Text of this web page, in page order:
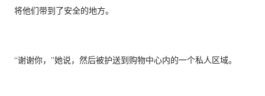
将他们带到了安全的地方。
“谢谢你，”她说，然后被护送到购物中心内的一个私人区域。